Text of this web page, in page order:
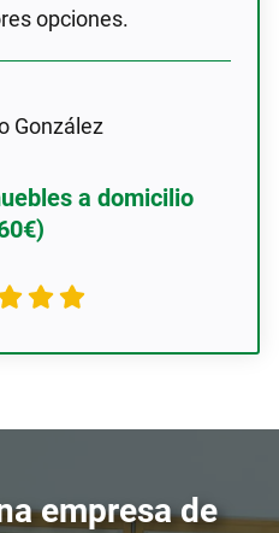
opciones.
González
a domicilio
empresa de